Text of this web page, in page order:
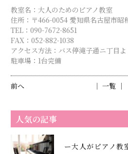
教室名：大人のためのピアノ教室
住所：〒466-0054 愛知県名古屋市昭
TEL：090-7672-8651
FAX：052-882-1038
アクセス方法：バス停滝子通ニ丁目
駐車場：1台完備
前へ │ 一覧 │
人気の記事
ー大人がピアノ教